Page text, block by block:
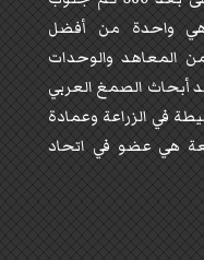
تأسست عام 1990 وهي واحدة من أفضل
المعاهد والوحدات
أبحاث الصمغ العربي
في الزراعة وعمادة
هي عضو في اتحاد